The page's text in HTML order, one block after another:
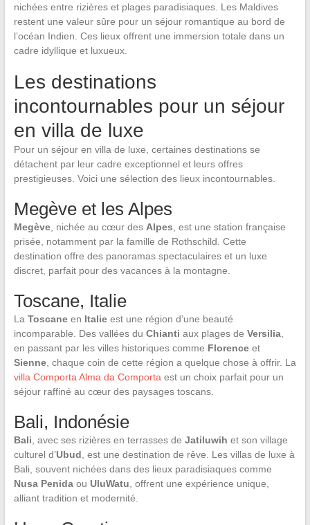
nichées entre rizières et plages paradisiaques. Les Maldives
restent une valeur sûre pour un séjour romantique au bord de
l’océan Indien. Ces lieux offrent une immersion totale dans un
cadre idyllique et luxueux.
Les destinations
incontournables pour un séjour
en villa de luxe
Pour un séjour en villa de luxe, certaines destinations se
détachent par leur cadre exceptionnel et leurs offres
prestigieuses. Voici une sélection des lieux incontournables.
Megève et les Alpes
Megève, nichée au cœur des Alpes , est une station française
prisée, notamment par la famille de Rothschild. Cette
destination offre des panoramas spectaculaires et un luxe
discret, parfait pour des vacances à la montagne.
Toscane, Italie
La Toscaneen Italieest une région d’une beauté
incomparable. Des vallées du Chianti aux plages de Versilia,
en passant par les villes historiques comme Florenceet
Sienne, chaque coin de cette région a quelque chose à offrir. La
villa Comporta Alma da Comporta est un choix parfait pour un
séjour raffiné au cœur des paysages toscans.
Bali, Indonésie
Bali , avec ses rizières en terrasses de Jatiluwih et son village
culturel d’Ubud , est une destination de rêve. Les villas de luxe à
Bali, souvent nichées dans des lieux paradisiaques comme
Nusa Penidaou UluWatu , offrent une expérience unique,
alliant tradition et modernité.